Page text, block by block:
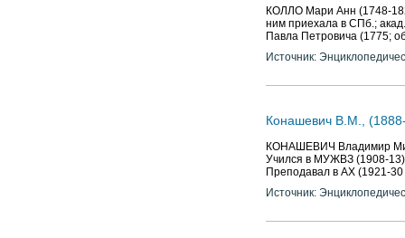
КОЛЛО Мари Анн (1748-
ним приехала в СПб.;
Павла Петровича (1775;
Источник:
Конашевич В.М.,
КОНАШЕВИЧ Владимир
Учился в МУЖВЗ (1908-
Преподавал в АХ (1921-
Источник: